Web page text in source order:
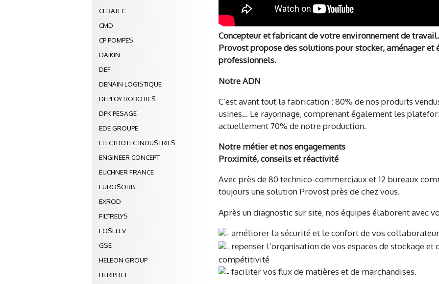
CERATEC
CMD
CP POMPES
DAIKIN
DEF
DENAIN LOGISTIQUE
DEPLOY ROBOTICS
DPK PESAGE
EDE GROUPE
ELECTROTEC INDUSTRIES
ENGINEER CONCEPT
EUCHNER FRANCE
EUROSORB
EXROD
FILTRELYS
FOSELEV
GSE
HELEON GROUP
HERIPRET
Concepteur et fabricant de votre environnement de travail.
Provost propose des solutions pour stocker, aménager et
professionnels.
Notre ADN
C’est avant tout la fabrication : 80% de nos produits
usines… Le rayonnage, comprenant également les
actuellement 70% de notre production.
Notre métier et nos engagements
Proximité, conseils et réactivité
Avec près de 80 technico-commerciaux et 12 bureaux
toujours une solution Provost près de chez vous.
Après un diagnostic sur site, nos équipes élaborent avec
améliorer la sécurité et le confort de vos
repenser l’organisation de vos espaces de stockage
compétitivité
faciliter vos flux de matières et de marchandises.